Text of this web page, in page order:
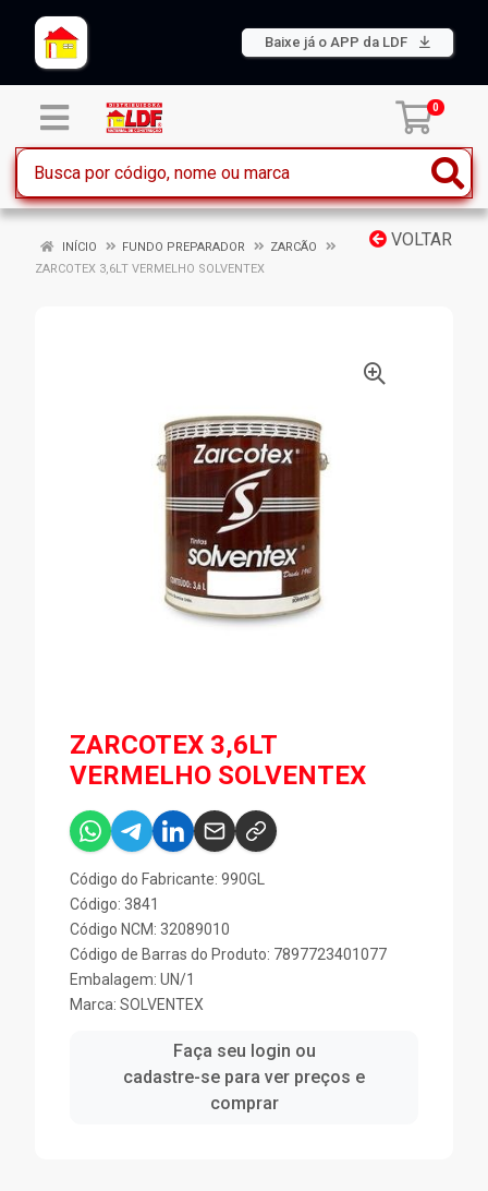
Baixe já o APP da LDF
0
VOLTAR
INÍCIO FUNDO PREPARADOR
ZARCÃO
ZARCOTEX 3,6LT VERMELHO SOLVENTEX
ZARCOTEX 3,6LT
VERMELHO SOLVENTEX
Código do Fabricante: 990GL
Código: 3841
Código NCM: 32089010
Código de Barras do Produto: 7897723401077
Embalagem: UN/1
Marca: SOLVENTEX
Faça seu login ou
cadastre-se para ver preços e
comprar